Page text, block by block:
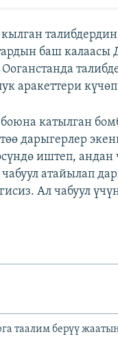
баш калаасы
аракеттери
катылган
дарыгерлер
иштеп, андан
атайылап
Ал чабуул
таалим берүү